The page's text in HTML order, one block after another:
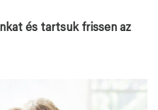
és tartsuk frissen az